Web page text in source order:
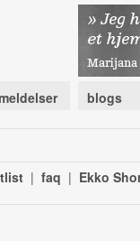
blogs
| faq | Ekko